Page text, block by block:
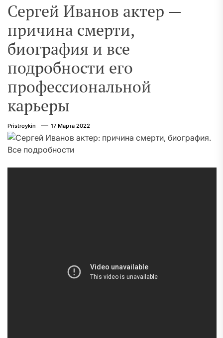
Сергей Иванов актер —
причина смерти,
биография и все
подробности его
профессиональной
карьеры
Pristroykin_ 17 Марта 2022